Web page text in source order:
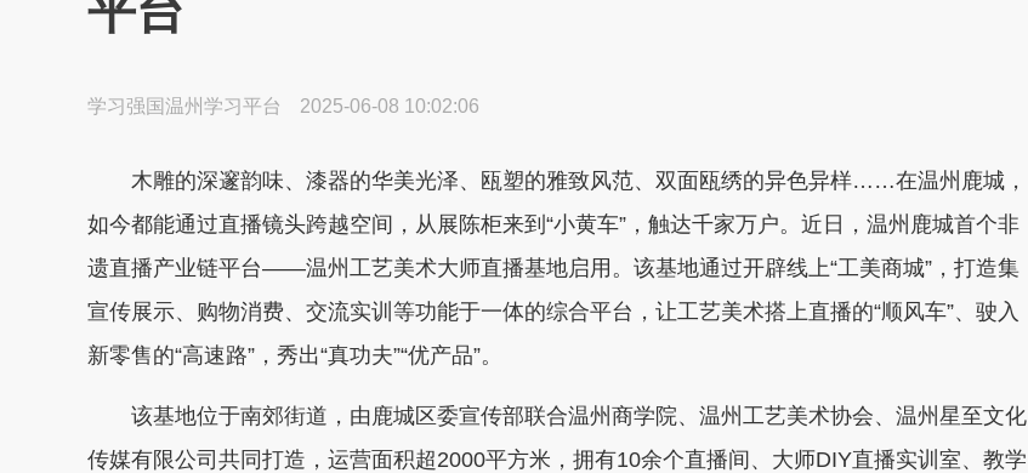
平台
学习强国温州学习平台 2025-06-08 10:02:06
木雕的深邃韵味、漆器的华美光泽、瓯塑的雅致风范、双面瓯绣的异色异样……在温州鹿城，
如今都能通过直播镜头跨越空间，从展陈柜来到“小黄车”，触达千家万户。近日，温州鹿城首个非
遗直播产业链平台——温州工艺美术大师直播基地启用。该基地通过开辟线上“工美商城”，打造集
宣传展示、购物消费、交流实训等功能于一体的综合平台，让工艺美术搭上直播的“顺风车”、驶入
新零售的“高速路”，秀出“真功夫”“优产品”。
该基地位于南郊街道，由鹿城区委宣传部联合温州商学院、温州工艺美术协会、温州星至文化
传媒有限公司共同打造，运营面积超2000平方米，拥有10余个直播间、大师DIY直播实训室、教学